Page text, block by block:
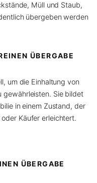
Müll und Staub,
übergeben werden
ÜBERGABE
um die Einhaltung von
gewährleisten. Sie bildet
in einem Zustand, der
Käufer erleichtert.
ÜBERGABE